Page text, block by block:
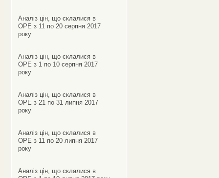
Аналіз цін, що склалися в
ОРЕ з 11 по 20 серпня 2017
року
Аналіз цін, що склалися в
ОРЕ з 1 по 10 серпня 2017
року
Аналіз цін, що склалися в
ОРЕ з 21 по 31 липня 2017
року
Аналіз цін, що склалися в
ОРЕ з 11 по 20 липня 2017
року
Аналіз цін, що склалися в